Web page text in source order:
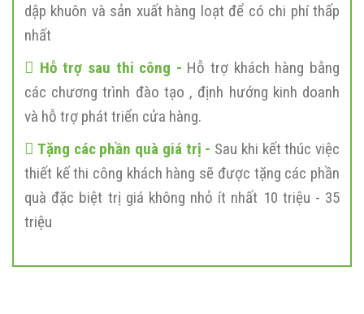
dập khuôn và sản xuất hàng loạt để có chi phí thấp
nhất
Hỗ trợ sau thi công - Hỗ trợ khách hàng bằng
các chương trình đào tạo , định hướng kinh doanh
và hỗ trợ phát triển cửa hàng.
Tặng các phần quà giá trị - Sau khi kết thúc việc
thiết kế thi công khách hàng sẽ được tặng các phần
quà đặc biệt trị giá không nhỏ ít nhất 10 triệu - 35
triệu